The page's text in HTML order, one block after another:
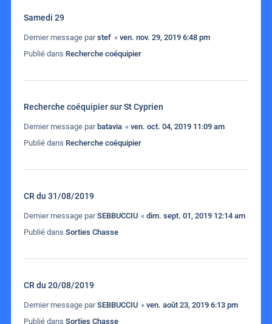
Samedi 29
Dernier message parstef « ven. nov. 29, 2019 6:48 pm
Publié dans Recherche coéquipier
Recherche coéquipier sur St Cyprien
Dernier message par batavia « ven. oct. 04, 2019 11:09 am
Publié dans Recherche coéquipier
CR du 31/08/2019
Dernier message parSEBBUCCIU « dim. sept. 01, 2019 12:14 am
Publié dans Sorties Chasse
CR du 20/08/2019
Dernier message parSEBBUCCIU « ven. août 23, 2019 6:13 pm
Publié dans Sorties Chasse